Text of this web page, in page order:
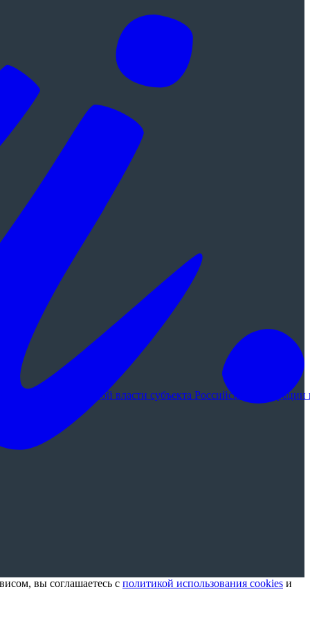
государственной власти субъекта Российской Федерации
вы соглашаетесь с политикой использования cookies и